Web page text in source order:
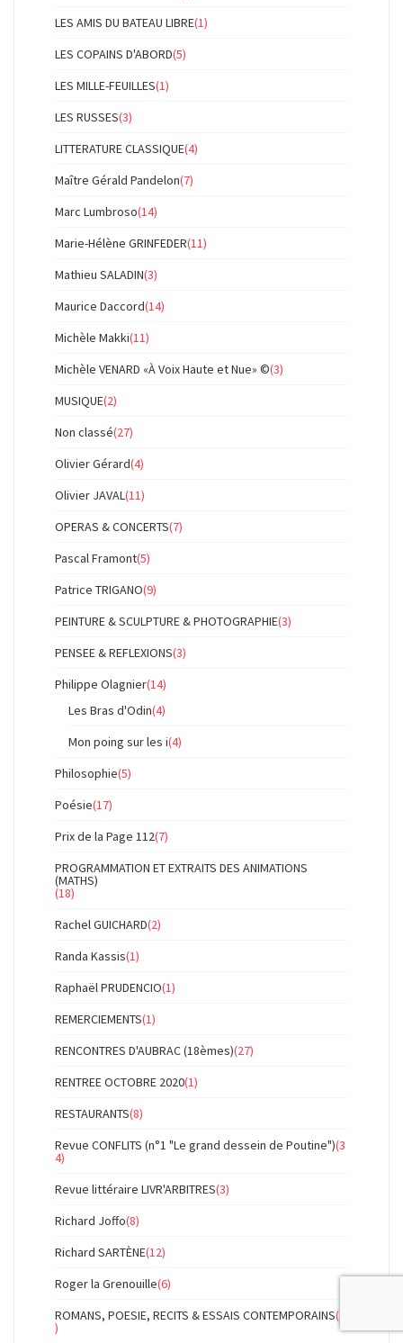
LES AMIS DU BATEAU LIBRE(1)
LES COPAINS D'ABORD(5)
LES MILLE-FEUILLES(1)
LES RUSSES(3)
LITTERATURE CLASSIQUE(4)
Maître Gérald Pandelon(7)
Marc Lumbroso(14)
Marie-Hélène GRINFEDER(11)
Mathieu SALADIN(3)
Maurice Daccord(14)
Michèle Makki(11)
Michèle VENARD «À Voix Haute et Nue» ©(3)
MUSIQUE(2)
Non classé(27)
Olivier Gérard(4)
Olivier JAVAL(11)
OPERAS & CONCERTS(7)
Pascal Framont(5)
Patrice TRIGANO(9)
PEINTURE & SCULPTURE & PHOTOGRAPHIE(3)
PENSEE & REFLEXIONS(3)
Philippe Olagnier(14)
Les Bras d'Odin(4)
Mon poing sur les i(4)
Philosophie(5)
Poésie(17)
Prix de la Page 112(7)
PROGRAMMATION ET EXTRAITS DES ANIMATIONS
(MATHS)
(18)
Rachel GUICHARD(2)
Randa Kassis(1)
Raphaël PRUDENCIO(1)
REMERCIEMENTS(1)
RENCONTRES D'AUBRAC (18èmes)(27)
RENTREE OCTOBRE 2020(1)
RESTAURANTS(8)
Revue CONFLITS (n°1 "Le grand dessein de Poutine")(3
4)
Revue littéraire LIVR'ARBITRES(3)
Richard Joffo(8)
Richard SARTÈNE(12)
Roger la Grenouille(6)
ROMANS, POESIE, RECITS & ESSAIS CONTEMPORAINS(5
)